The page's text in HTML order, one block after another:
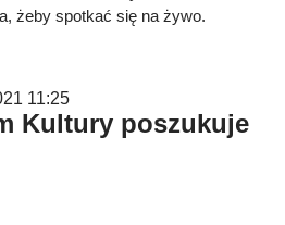
żeby spotkać się na żywo.
11:25
Kultury poszukuje